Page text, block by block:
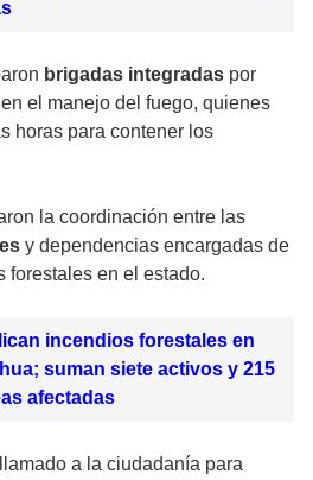
brigadas integradas por
el manejo del fuego, quienes
horas para contener los
la coordinación entre las
y dependencias encargadas de
forestales en el estado.
incendios forestales en
suman siete activos y 215
afectadas
a la ciudadanía para